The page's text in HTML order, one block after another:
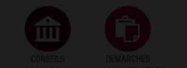
CONSEILS
DEMARCHES